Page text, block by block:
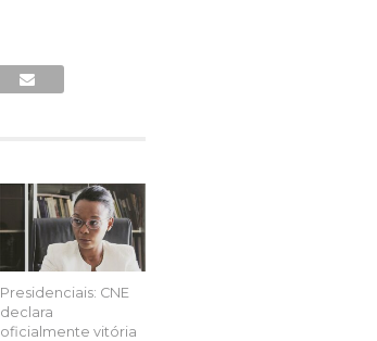
Presidenciais: CNE
declara
oficialmente vitória